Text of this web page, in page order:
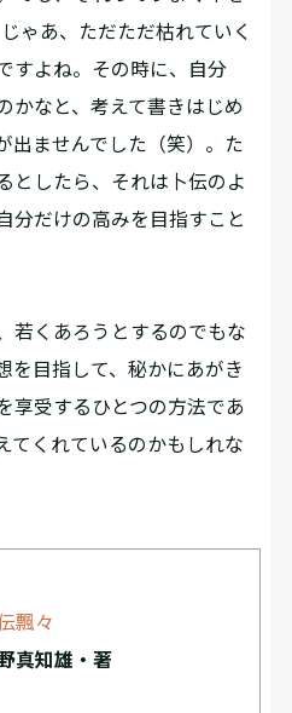
ゃあ、ただただ枯れていく
すよね。その時に、自分
かなと、考えて書きはじめ
出ませんでした（笑）。た
としたら、それは卜伝のよ
分だけの高みを目指すこと
若くあろうとするのでもな
を目指して、秘かにあがき
享受するひとつの方法であ
てくれているのかもしれな
飄々
真知雄・著